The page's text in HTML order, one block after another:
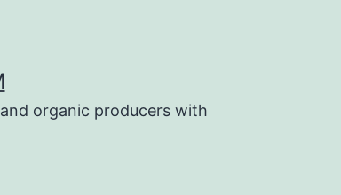
organic producers with